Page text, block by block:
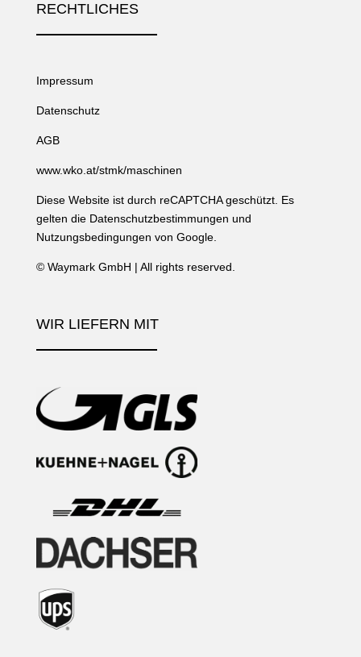
WIR LIEFERN MIT
RECHTLICHES
Impressum
Datenschutz
AGB
www.wko.at/stmk/maschinen
Diese Website ist durch reCAPTCHA geschützt. Es
gelten die Datenschutzbestimmungen und
Nutzungsbedingungen von Google.
© Waymark GmbH | All rights reserved.